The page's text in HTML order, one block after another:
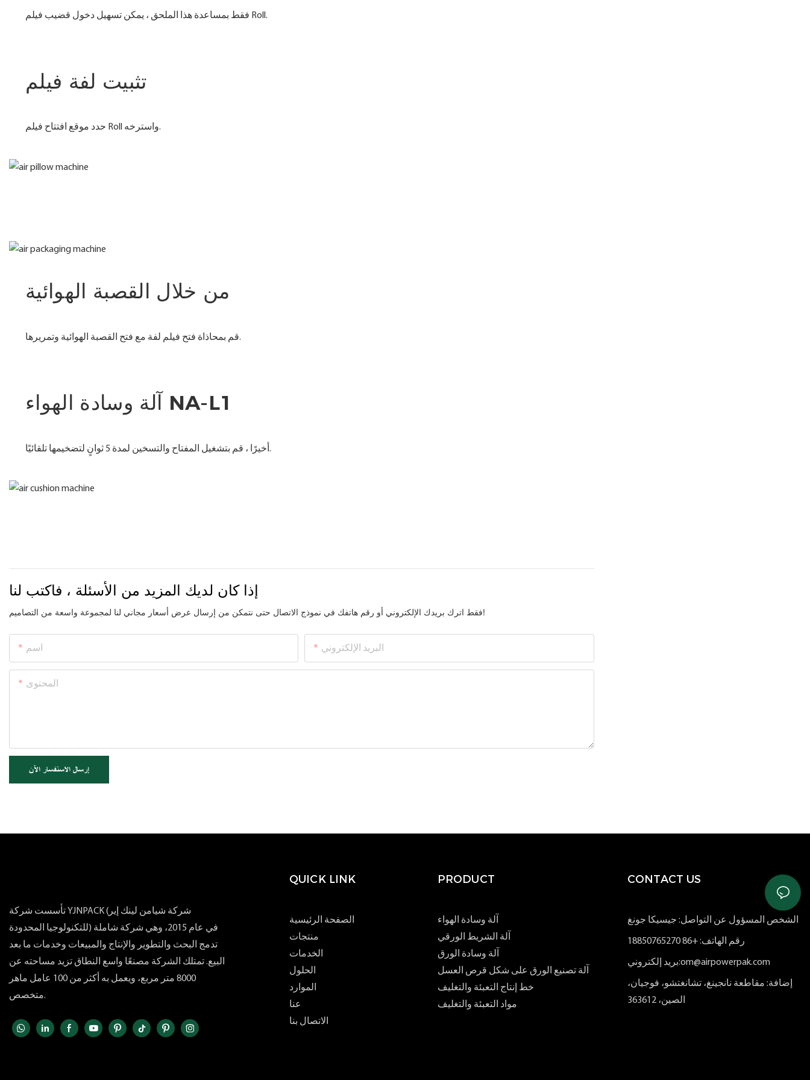
فقط بمساعدة هذا الملحق ، يمكن تسهيل دخول قضيب فيلم Roll.
تثبيت لفة فيلم
حدد موقع افتتاح فيلم Roll واسترخه.
من خلال القصبة الهوائية
قم بمحاذاة فتح فيلم لفة مع فتح القصبة الهوائية وتمريرها.
آلة وسادة الهواء NA-L1
أخيرًا ، قم بتشغيل المفتاح والتسخين لمدة 5 ثوانٍ لتضخيمها تلقائيًا.
إذا كان لديك المزيد من الأسئلة ، فاكتب لنا
فقط اترك بريدك الإلكتروني أو رقم هاتفك في نموذج الاتصال حتى نتمكن من إرسال عرض أسعار مجاني لنا لمجموعة واسعة من التصاميم!
اسم البريد الإلكتروني
المحتوى
إرسال الاستفسار الآن
تأسست شركة YJNPACK (شركة شيامن لينك إير
للتكنولوجيا المحدودة) في عام 2015، وهي شركة شاملة
تدمج البحث والتطوير والإنتاج والمبيعات وخدمات ما بعد
البيع. تمتلك الشركة مصنعًا واسع النطاق تزيد مساحته عن
8000 متر مربع، ويعمل به أكثر من 100 عامل ماهر
متخصص.
QUICK LINK
الصفحة الرئيسية
منتجات
الخدمات
الحلول
الموارد
عنا
الاتصال بنا
PRODUCT
آلة وسادة الهواء
آلة الشريط الورقي
آلة وسادة الورق
آلة تصنيع الورق على شكل قرص العسل
خط إنتاج التعبئة والتغليف
مواد التعبئة والتغليف
CONTACT US
الشخص المسؤول عن التواصل: جيسيكا جونغ
رقم الهاتف: +86 18850765270
بريد إلكتروني:om@airpowerpak.com
إضافة: مقاطعة نانجينغ، تشانغتشو، فوجيان،
الصين، 363612